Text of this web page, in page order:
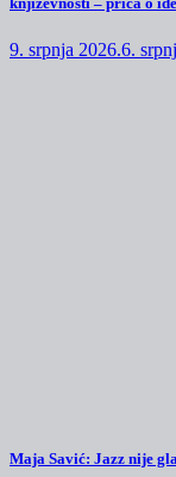
9. srpnja 2026.6.
Maja Savić: Jazz nije